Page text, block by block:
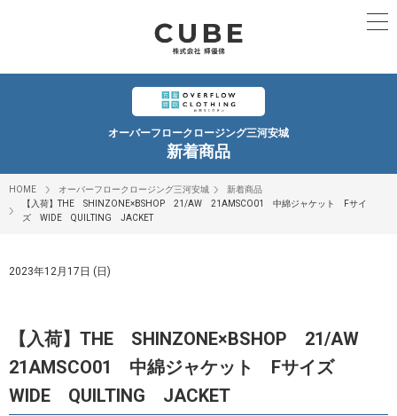
オーバーフロークロージング三河安城
新着商品
HOME オーバーフロークロージング三河安城
新着商品
【入荷】THE SHINZONE×BSHOP 21/AW 21AMSCO01 中綿ジャケット Fサイ
ズ WIDE QUILTING JACKET
2023年12月17日 (日)
【入荷】THE SHINZONE×BSHOP 21/AW
21AMSCO01 中綿ジャケット Fサイズ
WIDE QUILTING JACKET